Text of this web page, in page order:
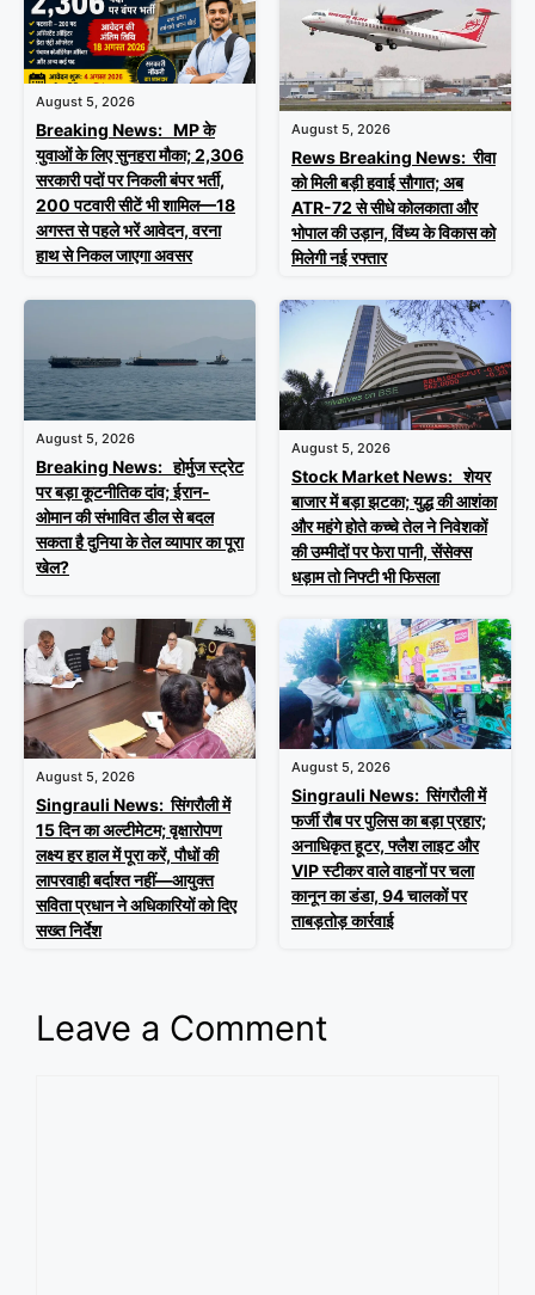
August 5, 2026
Breaking News: MP के
युवाओं के लिए सुनहरा मौका; 2,306
सरकारी पदों पर निकली बंपर भर्ती,
200 पटवारी सीटें भी शामिल—18
अगस्त से पहले भरें आवेदन, वरना
हाथ से निकल जाएगा अवसर
August 5, 2026
Rews Breaking News: रीवा
को मिली बड़ी हवाई सौगात; अब
ATR-72 से सीधे कोलकाता और
भोपाल की उड़ान, विंध्य के विकास को
मिलेगी नई रफ्तार
August 5, 2026
Breaking News: होर्मुज स्ट्रेट
पर बड़ा कूटनीतिक दांव; ईरान-
ओमान की संभावित डील से बदल
सकता है दुनिया के तेल व्यापार का पूरा
खेल?
August 5, 2026
Stock Market News: शेयर
बाजार में बड़ा झटका; युद्ध की आशंका
और महंगे होते कच्चे तेल ने निवेशकों
की उम्मीदों पर फेरा पानी, सेंसेक्स
धड़ाम तो निफ्टी भी फिसला
August 5, 2026
Singrauli News: सिंगरौली में
15 दिन का अल्टीमेटम; वृक्षारोपण
लक्ष्य हर हाल में पूरा करें, पौधों की
लापरवाही बर्दाश्त नहीं—आयुक्त
सविता प्रधान ने अधिकारियों को दिए
सख्त निर्देश
August 5, 2026
Singrauli News: सिंगरौली में
फर्जी रौब पर पुलिस का बड़ा प्रहार;
अनाधिकृत हूटर, फ्लैश लाइट और
VIP स्टीकर वाले वाहनों पर चला
कानून का डंडा, 94 चालकों पर
ताबड़तोड़ कार्रवाई
Leave a Comment